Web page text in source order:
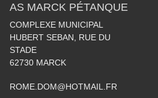
AS MARCK PÉTANQUE
COMPLEXE MUNICIPAL
HUBERT SEBAN, RUE DU
STADE
62730 MARCK
ROME.DOM@HOTMAIL.FR